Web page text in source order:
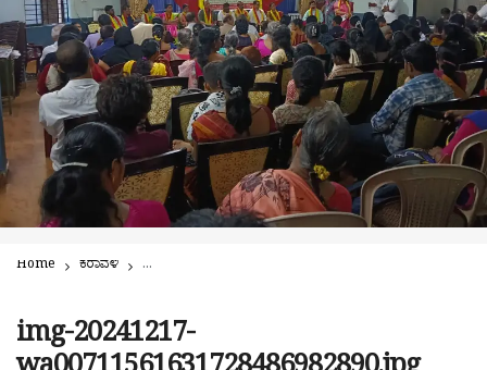
Home ಕರಾವಳಿ ಹೀಗೊಂದು ವಿಶಿಷ್ಠ ಕಾರ್ಯಕ್ರಮ – ದಿವ್ಯಾಂಗಜನ ಸಾಹಿತ್ಯ ಸಂಭ್ರಮ| ವಿಶ್ವ
img-20241217-